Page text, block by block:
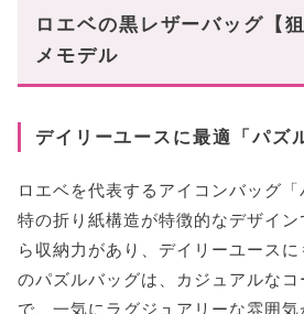
ロエベの黒レザーバッグ【
メモデル
デイリーユースに最適「パズ
ロエベを代表するアイコンバッグ
特の折り紙構造が特徴的なデザイ
ら収納力があり、デイリーユース
のパズルバッグは、カジュアルな
で、一気にラグジュアリーな雰囲気